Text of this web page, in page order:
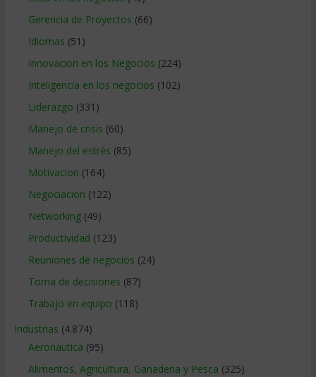
Gerencia de Proyectos (66)
Idiomas (51)
Innovacion en los Negocios (224)
Inteligencia en los negocios (102)
Liderazgo (331)
Manejo de crisis (60)
Manejo del estrés (85)
Motivacion (164)
Negociacion (122)
Networking(49)
Productividad (123)
Reuniones de negocios (24)
Toma de decisiones (87)
Trabajo en equipo (118)
Industrias (4.874)
Aeronautica (95)
Alimentos, Agricultura, Ganaderia y Pesca (325)